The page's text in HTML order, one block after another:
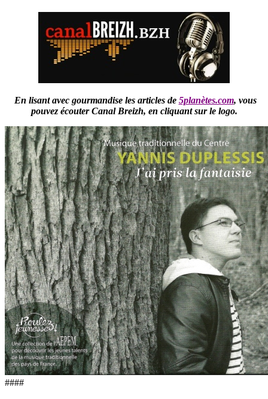
En lisant avec gourmandise les articles de 5planètes.com, vous
pouvez écouter Canal Breizh, en cliquant sur le logo.
####